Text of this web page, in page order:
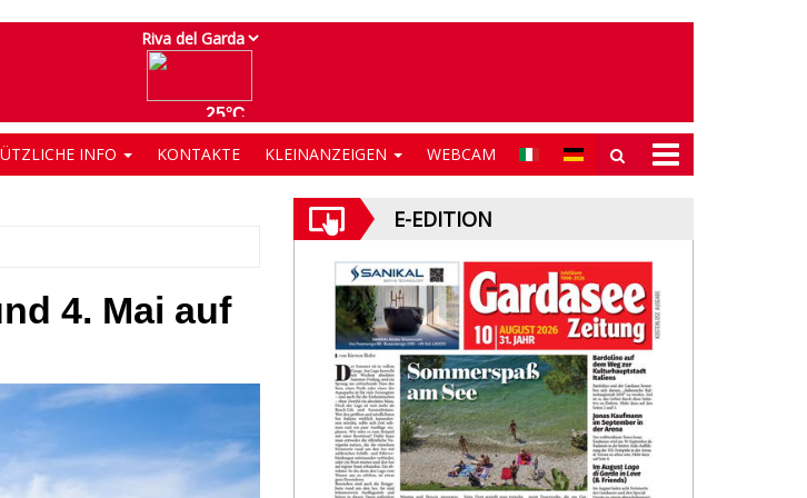
INFO KONTAKTE KLEINANZEIGEN WEBCAM
4. Mai auf
E-EDITION